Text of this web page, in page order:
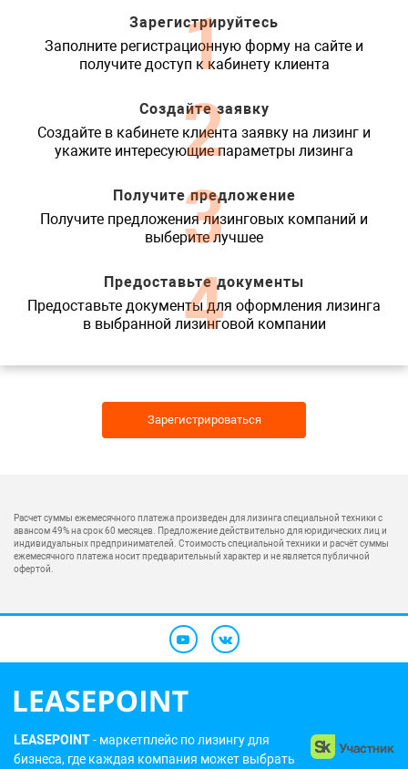
Зарегистрируйтесь
Заполните регистрационную форму на сайте и
получите доступ к кабинету клиента
1
Создайте заявку
Создайте в кабинете клиента заявку на лизинг и
укажите интересующие параметры лизинга
2
Получите предложение
Получите предложения лизинговых компаний и
выберите лучшее
3
Предоставьте документы
Предоставьте документы для оформления лизинга
в выбранной лизинговой компании
4
Зарегистрироваться
Расчет суммы ежемесячного платежа произведен для лизинга специальной техники с
авансом 49% на срок 60 месяцев. Предложение действительно для юридических лиц и
индивидуальных предпринимателей. Стоимость специальной техники и расчёт суммы
ежемесячного платежа носит предварительный характер и не является публичной
офертой.
LEASEPOINT- маркетплейс по лизингу для
бизнеса, где каждая компания может выбрать